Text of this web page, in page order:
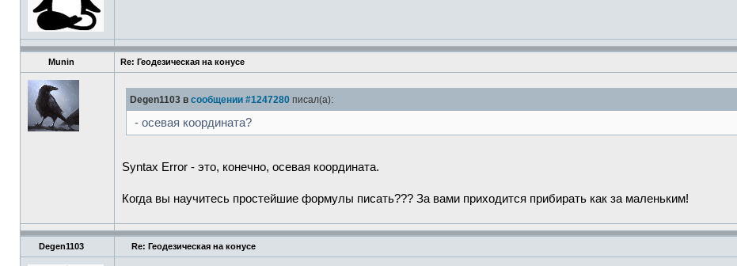
Munin Re: Геодезическая на конусе
Degen1103 в сообщении #1247280 писал(а):
- осевая координата?
Syntax Error - это, конечно, осевая координата.
Когда вы научитесь простейшие формулы писать??? За вами приходится прибирать как за маленьким!
Degen1103 Re: Геодезическая на конусе